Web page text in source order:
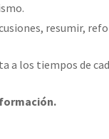
resumir,
a los tiempos de